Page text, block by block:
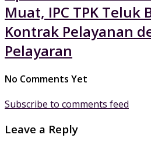
Muat, IPC TPK Teluk
Kontrak Pelayanan
Pelayaran
No Comments Yet
Subscribe to comments feed
Leave a Reply